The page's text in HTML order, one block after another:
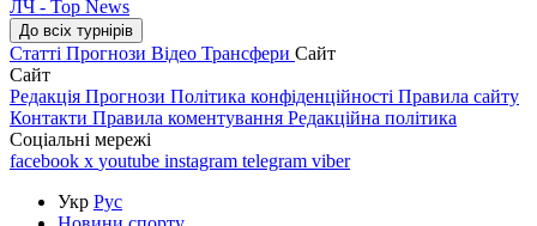
ЛЧ - Top News
До всіх турнірів
Статті Прогнози Відео Трансфери Сайт
Сайт
Редакція Прогнози Політика конфіденційності Правила сайту
Контакти Правила коментування Редакційна політика
Соціальні мережі
facebook x youtube instagram telegram viber
Укр Рус